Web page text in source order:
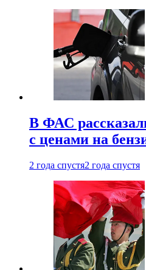
В ФАС
с ценами на
2 года спустя2 года спустя